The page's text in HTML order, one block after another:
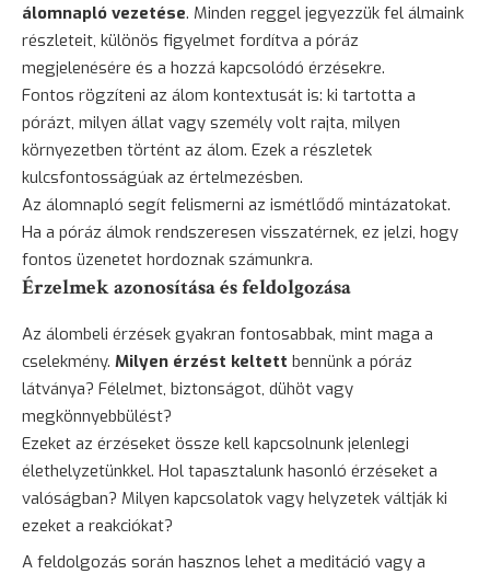
álomnapló vezetése. Minden reggel jegyezzük fel álmaink
részleteit, különös figyelmet fordítva a póráz
megjelenésére és a hozzá kapcsolódó érzésekre.
Fontos rögzíteni az álom kontextusát is: ki tartotta a
pórázt, milyen állat vagy személy volt rajta, milyen
környezetben történt az álom. Ezek a részletek
kulcsfontosságúak az értelmezésben.
Az álomnapló segít felismerni az ismétlődő mintázatokat.
Ha a póráz álmok rendszeresen visszatérnek, ez jelzi, hogy
fontos üzenetet hordoznak számunkra.
Érzelmek azonosítása és feldolgozása
Az álombeli érzések gyakran fontosabbak, mint maga a
cselekmény. Milyen érzést keltett bennünk a póráz
látványa? Félelmet, biztonságot, dühöt vagy
megkönnyebbülést?
Ezeket az érzéseket össze kell kapcsolnunk jelenlegi
élethelyzetünkkel. Hol tapasztalunk hasonló érzéseket a
valóságban? Milyen kapcsolatok vagy helyzetek váltják ki
ezeket a reakciókat?
A feldolgozás során hasznos lehet a meditáció vagy a